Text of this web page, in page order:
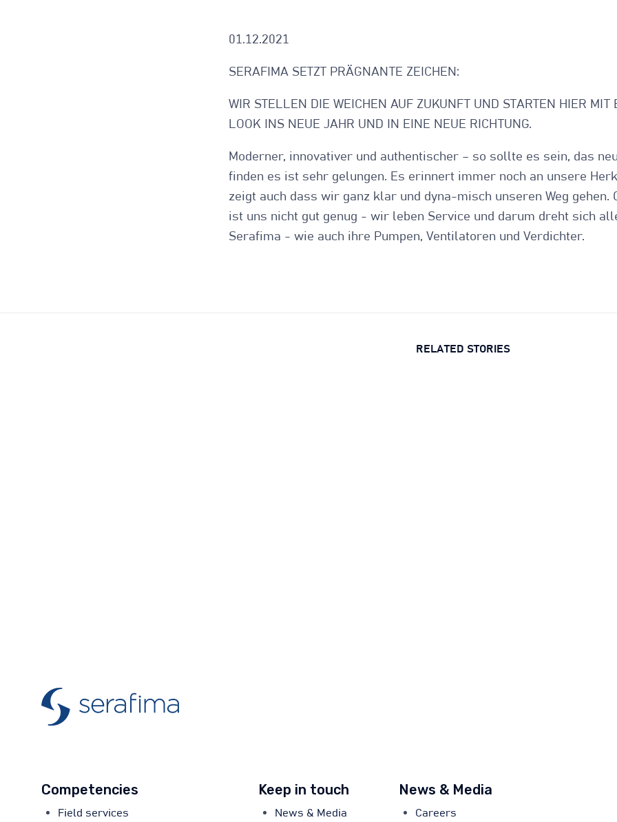
01.12.2021
SERAFIMA SETZT PRÄGNANTE ZEICHEN:
WIR STELLEN DIE WEICHEN AUF ZUKUNFT UND STARTEN HIER MIT
LOOK INS NEUE JAHR UND IN EINE NEUE RICHTUNG.
Moderner, innovativer und authentischer – so sollte es sein, das
finden es ist sehr gelungen. Es erinnert immer noch an unsere
zeigt auch dass wir ganz klar und dyna-misch unseren Weg gehen.
ist uns nicht gut genug - wir leben Service und darum dreht sich
Serafima - wie auch ihre Pumpen, Ventilatoren und Verdichter.
RELATED STORIES
Competencies
Field services
Keep in touch
News & Media
News & Media
Careers